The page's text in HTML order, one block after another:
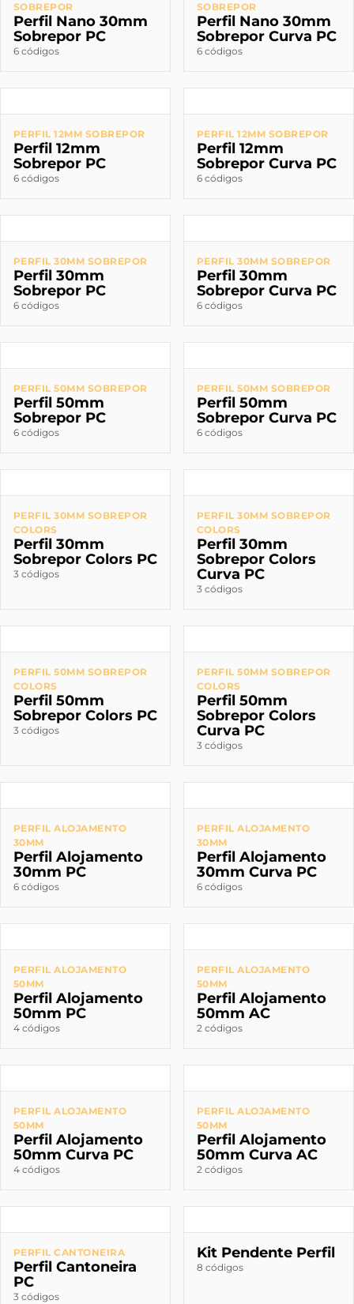
SOBREPOR
Perfil Nano 30mm
Sobrepor PC
6 códigos
SOBREPOR
Perfil Nano 30mm
Sobrepor Curva PC
6 códigos
PERFIL 12MM SOBREPOR
Perfil 12mm
Sobrepor PC
6 códigos
PERFIL 12MM SOBREPOR
Perfil 12mm
Sobrepor Curva PC
6 códigos
PERFIL 30MM SOBREPOR
Perfil 30mm
Sobrepor PC
6 códigos
PERFIL 30MM SOBREPOR
Perfil 30mm
Sobrepor Curva PC
6 códigos
PERFIL 50MM SOBREPOR
Perfil 50mm
Sobrepor PC
6 códigos
PERFIL 50MM SOBREPOR
Perfil 50mm
Sobrepor Curva PC
6 códigos
PERFIL 30MM SOBREPOR
COLORS
Perfil 30mm
Sobrepor Colors PC
3 códigos
PERFIL 30MM SOBREPOR
COLORS
Perfil 30mm
Sobrepor Colors
Curva PC
3 códigos
PERFIL 50MM SOBREPOR
COLORS
Perfil 50mm
Sobrepor Colors PC
3 códigos
PERFIL 50MM SOBREPOR
COLORS
Perfil 50mm
Sobrepor Colors
Curva PC
3 códigos
PERFIL ALOJAMENTO
30MM
Perfil Alojamento
30mm PC
6 códigos
PERFIL ALOJAMENTO
30MM
Perfil Alojamento
30mm Curva PC
6 códigos
PERFIL ALOJAMENTO
50MM
Perfil Alojamento
50mm PC
4 códigos
PERFIL ALOJAMENTO
50MM
Perfil Alojamento
50mm AC
2 códigos
PERFIL ALOJAMENTO
50MM
Perfil Alojamento
50mm Curva PC
4 códigos
PERFIL ALOJAMENTO
50MM
Perfil Alojamento
50mm Curva AC
2 códigos
PERFIL CANTONEIRA
Perfil Cantoneira
PC
3 códigos
Kit Pendente Perfil
8 códigos